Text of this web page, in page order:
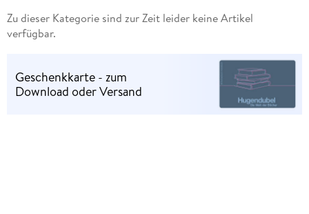
Zu dieser Kategorie sind zur Zeit leider keine Artikel
verfügbar.
Geschenkkarte - zum
Download oder Versand